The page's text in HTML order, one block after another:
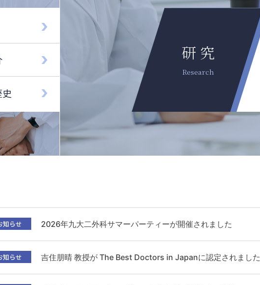
研 究
知らせ 2026年九大二外科サマーパーティーが開催されました
知らせ 吉住朋晴 教授が The Best Doctors in Japanに認定されました